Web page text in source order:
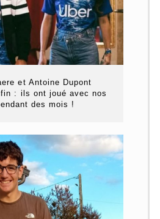
et Antoine Dupont
: ils ont joué avec nos
des mois !